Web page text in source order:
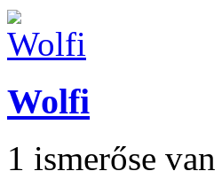
Wolfi
1 ismerőse van